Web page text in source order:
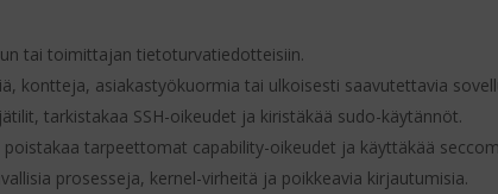
tai toimittajan tietoturvatiedotteisiin.
kontteja, asiakastyökuormia tai ulkoisesti saavutettavia
tarkistakaa SSH-oikeudet ja kiristäkää sudo-käytännöt.
tarpeettomat capability-oikeudet ja käyttäkää
prosesseja, kernel-virheitä ja poikkeavia kirjautumisia.